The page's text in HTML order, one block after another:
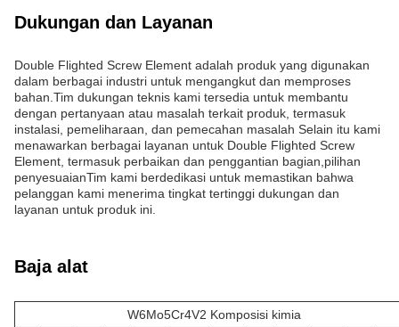
Dukungan dan Layanan
Double Flighted Screw Element adalah produk yang digunakan
dalam berbagai industri untuk mengangkut dan memproses
bahan.Tim dukungan teknis kami tersedia untuk membantu
dengan pertanyaan atau masalah terkait produk, termasuk
instalasi, pemeliharaan, dan pemecahan masalah Selain itu kami
menawarkan berbagai layanan untuk Double Flighted Screw
Element, termasuk perbaikan dan penggantian bagian,pilihan
penyesuaianTim kami berdedikasi untuk memastikan bahwa
pelanggan kami menerima tingkat tertinggi dukungan dan
layanan untuk produk ini.
Baja alat
W6Mo5Cr4V2 Komposisi kimia